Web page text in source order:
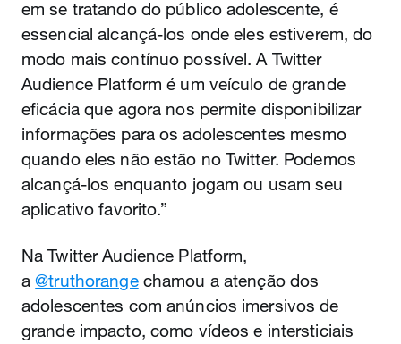
em se tratando do público adolescente, é
essencial alcançá-los onde eles estiverem, do
modo mais contínuo possível. A Twitter
Audience Platform é um veículo de grande
eficácia que agora nos permite disponibilizar
informações para os adolescentes mesmo
quando eles não estão no Twitter. Podemos
alcançá-los enquanto jogam ou usam seu
aplicativo favorito.”
Na Twitter Audience Platform,
a@truthorangechamou a atenção dos
adolescentes com anúncios imersivos de
grande impacto, como vídeos e intersticiais